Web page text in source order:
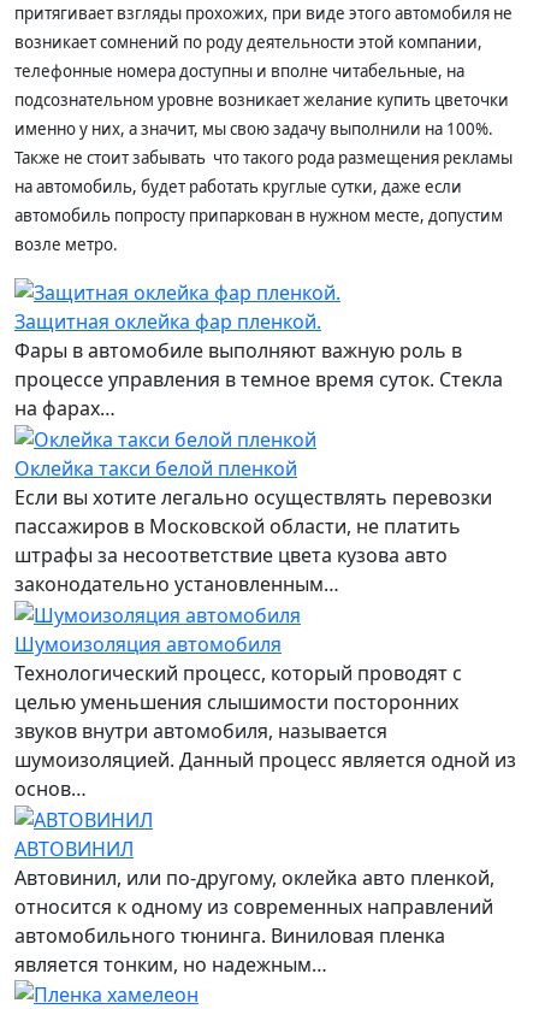
притягивает взгляды прохожих, при виде этого автомобиля не
возникает сомнений по роду деятельности этой компании,
телефонные номера доступны и вполне читабельные, на
подсознательном уровне возникает желание купить цветочки
именно у них, а значит, мы свою задачу выполнили на 100%.
Также не стоит забывать что такого рода размещения рекламы
на автомобиль, будет работать круглые сутки, даже если
автомобиль попросту припаркован в нужном месте, допустим
возле метро.
Защитная оклейка фар пленкой.
Фары в автомобиле выполняют важную роль в
процессе управления в темное время суток. Стекла
на фарах…
Оклейка такси белой пленкой
Если вы хотите легально осуществлять перевозки
пассажиров в Московской области, не платить
штрафы за несоответствие цвета кузова авто
законодательно установленным…
Шумоизоляция автомобиля
Технологический процесс, который проводят с
целью уменьшения слышимости посторонних
звуков внутри автомобиля, называется
шумоизоляцией. Данный процесс является одной из
основ…
АВТОВИНИЛ
Автовинил, или по-другому, оклейка авто пленкой,
относится к одному из современных направлений
автомобильного тюнинга. Виниловая пленка
является тонким, но надежным…